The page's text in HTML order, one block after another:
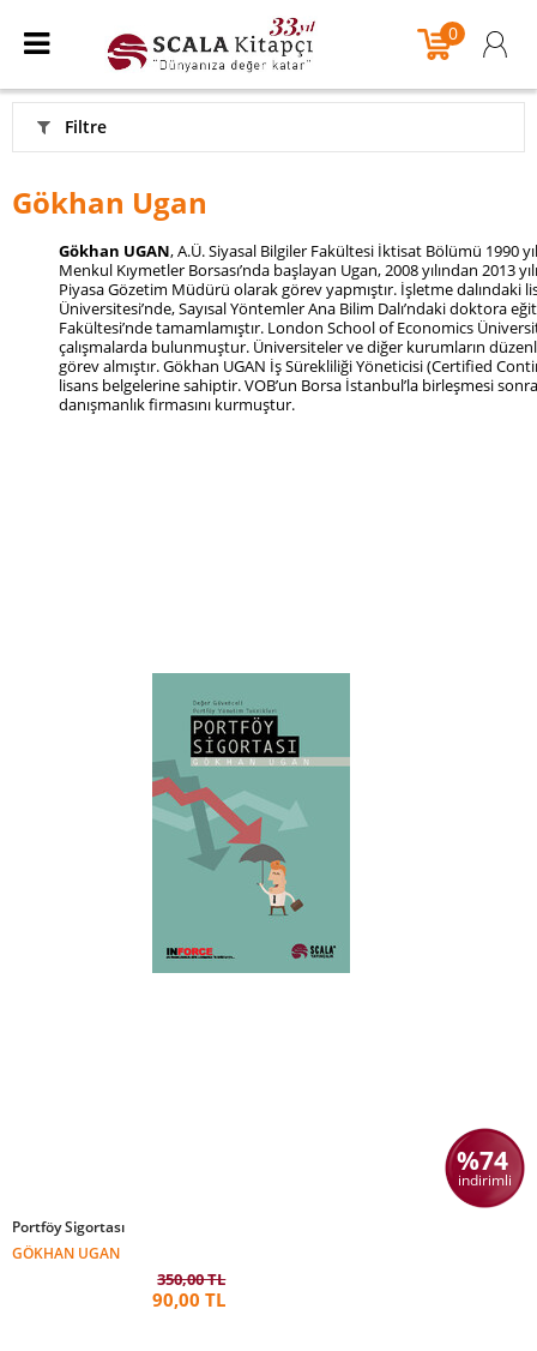
0
Filtre
Gökhan Ugan
Gökhan UGAN, A.Ü. Siyasal Bilgiler Fakültesi İktisat Bölümü 1990
Menkul Kıymetler Borsası’nda başlayan Ugan, 2008 yılından 2013
Piyasa Gözetim Müdürü olarak görev yapmıştır. İşletme dalındaki
Üniversitesi’nde, Sayısal Yöntemler Ana Bilim Dalı’ndaki doktora
Fakültesi’nde tamamlamıştır. London School of Economics
çalışmalarda bulunmuştur. Üniversiteler ve diğer kurumların
görev almıştır. Gökhan UGAN İş Sürekliliği Yöneticisi (Certified
lisans belgelerine sahiptir. VOB’un Borsa İstanbul’la birleşmesi
danışmanlık firmasını kurmuştur.
%74
indirimli
Portföy Sigortası
GÖKHAN UGAN
350,00 TL
90,00 TL